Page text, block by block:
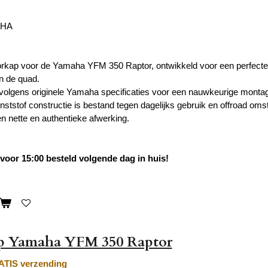
voor de Yamaha YFM 350 Raptor, ontwikkeld voor een
de quad.
originele Yamaha specificaties voor een nauwkeurige
constructie is bestand tegen dagelijks gebruik en offroad
nette en authentieke afwerking.
15:00 besteld volgende dag in huis!
Yamaha YFM 350 Raptor
verzending